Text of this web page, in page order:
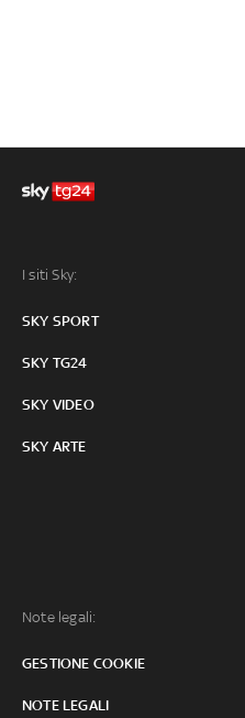
I siti Sky:
SKY SPORT
SKY TG24
SKY VIDEO
SKY ARTE
Note legali:
GESTIONE COOKIE
NOTE LEGALI